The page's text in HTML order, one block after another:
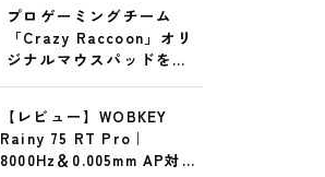
プロゲーミングチーム
「Crazy Raccoon」オリ
ジナルマウスパッドを発
【レビュー】WOBKEY
Rainy 75 RT Pro｜
8000Hz＆0.005mm AP対応